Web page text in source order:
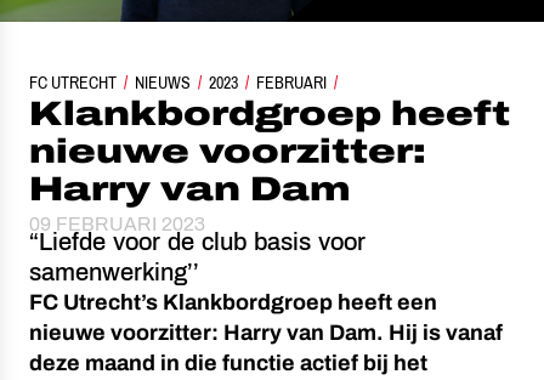
FC UTRECHT NIEUWS 2023 FEBRUARI
KLANKBORDGROEP HEEFT NIEUWE VOORZITTER: HARRY VAN
Klankbordgroep heeft
nieuwe voorzitter:
Harry van Dam
09 FEBRUARI 2023
“Liefde voor de club basis voor
samenwerking’’
FC Utrecht’s Klankbordgroep heeft een
nieuwe voorzitter: Harry van Dam. Hij is vanaf
deze maand in die functie actief bij het